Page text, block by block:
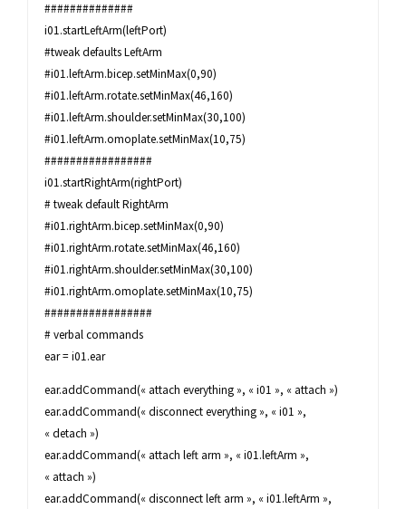
##############
i01.startLeftArm(leftPort)
#tweak defaults LeftArm
#i01.leftArm.bicep.setMinMax(0,90)
#i01.leftArm.rotate.setMinMax(46,160)
#i01.leftArm.shoulder.setMinMax(30,100)
#i01.leftArm.omoplate.setMinMax(10,75)
#################
i01.startRightArm(rightPort)
# tweak default RightArm
#i01.rightArm.bicep.setMinMax(0,90)
#i01.rightArm.rotate.setMinMax(46,160)
#i01.rightArm.shoulder.setMinMax(30,100)
#i01.rightArm.omoplate.setMinMax(10,75)
#################
# verbal commands
ear = i01.ear
ear.addCommand(« attach everything », « i01 », « attach »)
ear.addCommand(« disconnect everything », « i01 »,
« detach »)
ear.addCommand(« attach left arm », « i01.leftArm »,
« attach »)
ear.addCommand(« disconnect left arm », « i01.leftArm »,